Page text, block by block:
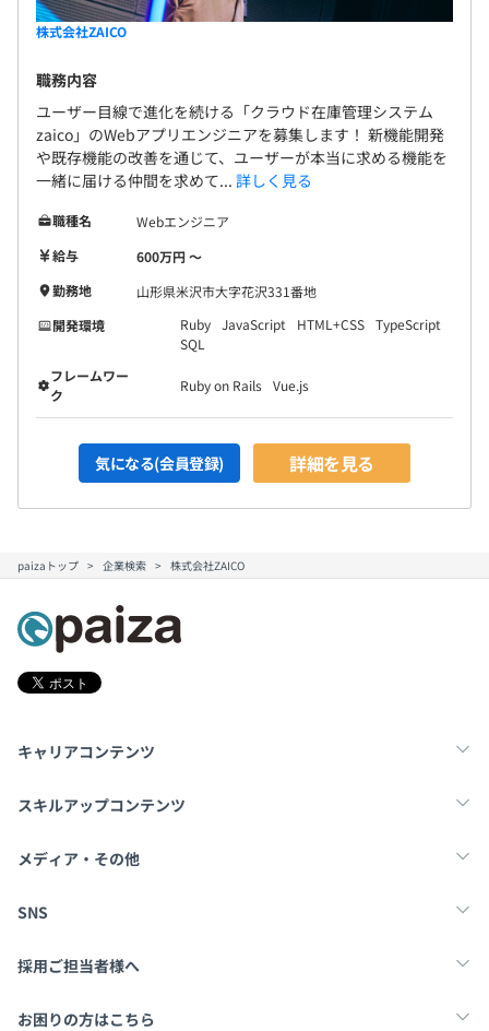
株式会社ZAICO
職務内容
ユーザー目線で進化を続ける「クラウド在庫管理システム
zaico」のWebアプリエンジニアを募集します！ 新機能開発
や既存機能の改善を通じて、ユーザーが本当に求める機能を
一緒に届ける仲間を求めて... 詳しく見る
職種名
Webエンジニア
給与
600万円 〜
勤務地
山形県米沢市大字花沢331番地
開発環境
Ruby JavaScript HTML+CSS TypeScript
SQL
フレームワー
ク
Ruby on Rails Vue.js
気になる(会員登録) 詳細を見る
paizaトップ 企業検索 株式会社ZAICO
キャリアコンテンツ
転職・キャリア
スキルアップコンテンツ
学習
メディア・その他
Tech Team Journal
SNS
X
採用ご担当者様へ
採用・教育をお考えの企業様へ
お困りの方はこちら